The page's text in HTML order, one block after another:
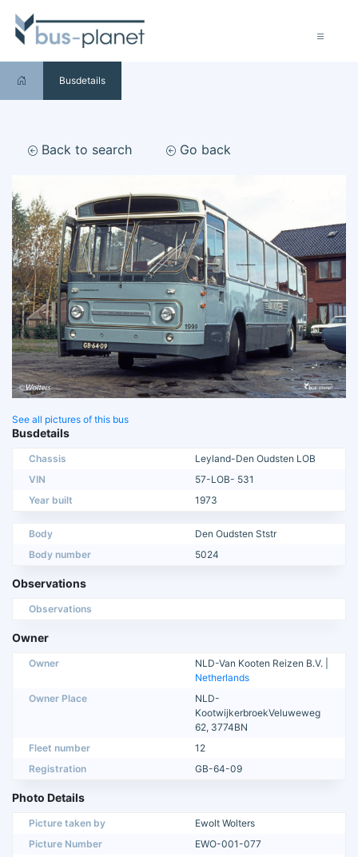
Busdetails
Back to search Go back
See all pictures of this bus
Busdetails
Chassis
Leyland-Den Oudsten LOB
VIN
57-LOB- 531
Year built
1973
Body
Den Oudsten Ststr
Body number
5024
Observations
Observations
Owner
Owner
NLD-Van Kooten Reizen B.V. |
Netherlands
Owner Place
NLD-
KootwijkerbroekVeluweweg
62, 3774BN
Fleet number
12
Registration
GB-64-09
Photo Details
Picture taken by
Ewolt Wolters
Picture Number
EWO-001-077